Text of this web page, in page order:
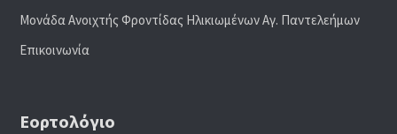
Μονάδα Ανοιχτής Φροντίδας Ηλικιωμένων Αγ. Παντελεήμων
Επικοινωνία
Εορτολόγιο